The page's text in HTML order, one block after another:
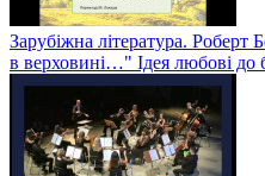
Зарубіжна література.
в верховині…" Ідея любові до